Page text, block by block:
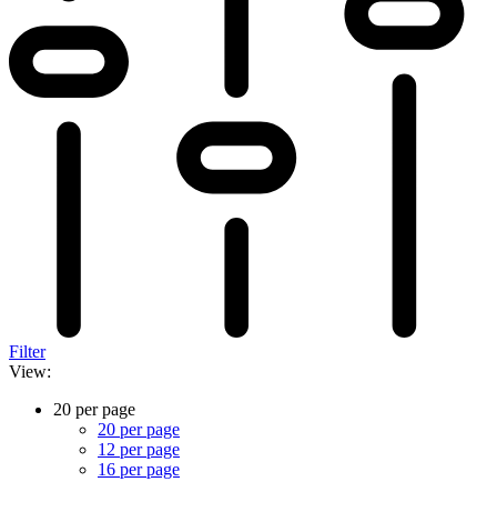
Filter
View:
20 per page
20 per page
12 per page
16 per page